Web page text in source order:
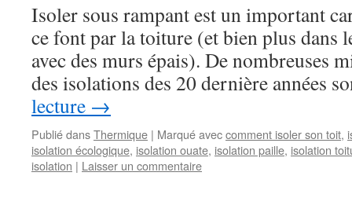
Isoler sous rampant est un important
ce font par la toiture (et bien plus dans
avec des murs épais). De nombreuses
des isolations des 20 dernière années
lecture →
Publié dansThermique | Marqué aveccomment isoler son toit,
isolation écologique, isolation ouate, isolation paille, isolation
isolation | Laisser un commentaire